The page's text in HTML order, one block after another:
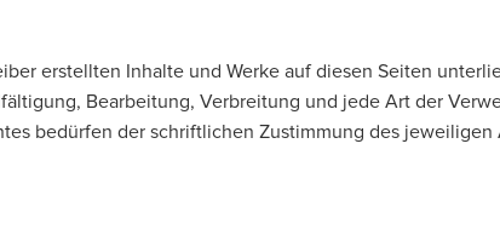
erstellten Inhalte und Werke auf diesen Seiten
Bearbeitung, Verbreitung und jede Art der
bedürfen der schriftlichen Zustimmung des jeweiligen